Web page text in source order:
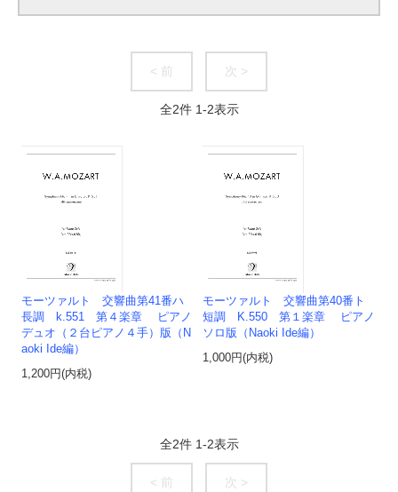
< 前 次 >
全2件 1-2表示
モーツァルト 交響曲第41番ハ
長調 k.551 第４楽章 ピアノ
デュオ（２台ピアノ４手）版（N
aoki Ide編）
1,200円(内税)
モーツァルト 交響曲第40番ト
短調 K.550 第１楽章 ピアノ
ソロ版（Naoki Ide編）
1,000円(内税)
全2件 1-2表示
< 前 次 >